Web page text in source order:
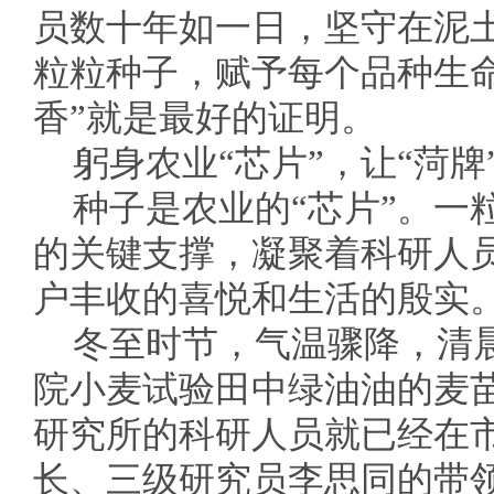
员数十年如一日，坚守在泥
粒粒种子，赋予每个品种生
香”就是最好的证明。
躬身农业“芯片”，让“菏
种子是农业的“芯片”。一
的关键支撑，凝聚着科研人
户丰收的喜悦和生活的殷实
冬至时节，气温骤降，清
院小麦试验田中绿油油的麦
研究所的科研人员就已经在
长、三级研究员李思同的带